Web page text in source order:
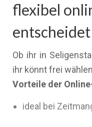
flexibel
entscheidet
Ob ihr in
ihr könnt frei
Vorteile der
ideal bei